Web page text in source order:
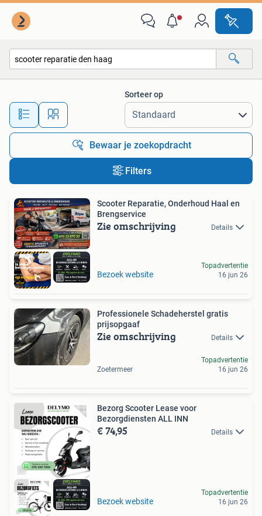
Alle afstanden…
Sorteer op
Bewaar je zoekopdracht
Filters
Scooter Reparatie, Onderhoud Haal en
Brengservice
Zie omschrijving Details
Bezoek website
Topadvertentie
16 jun 26
Professionele Schadeherstel gratis
prijsopgaaf
Zie omschrijving Details
Zoetermeer
Topadvertentie
16 jun 26
Bezorg Scooter Lease voor
Bezorgdiensten ALL INN
€ 74,95 Details
Bezoek website
Topadvertentie
16 jun 26